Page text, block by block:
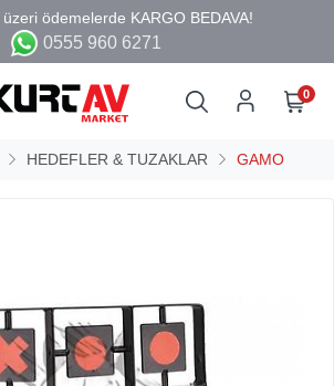
0555 960 6271
0
HEDEFLER & TUZAKLAR GAMO